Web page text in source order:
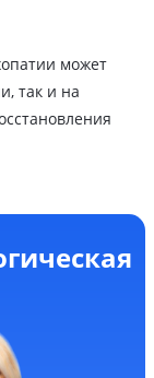
может
так и на